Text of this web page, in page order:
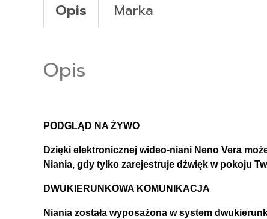
Opis Marka
Opis
PODGLĄD NA ŻYWO
Dzięki elektronicznej wideo-niani Neno Vera
Niania, gdy tylko zarejestruje dźwięk w pokoju
DWUKIERUNKOWA KOMUNIKACJA
Niania została wyposażona w system